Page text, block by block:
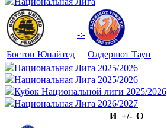
Бостон Юнайтед
-:-
Олдершот Таун
Национальная Лига 2025/2026
Национальная Лига 2025/2026
Кубок Национальной лиги 2025/2026
Национальная Лига 2026/2027
И +/- О